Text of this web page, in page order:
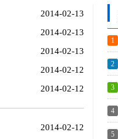
2014-02-13
2014-02-13
2014-02-13
2014-02-12
2014-02-12
2014-02-12